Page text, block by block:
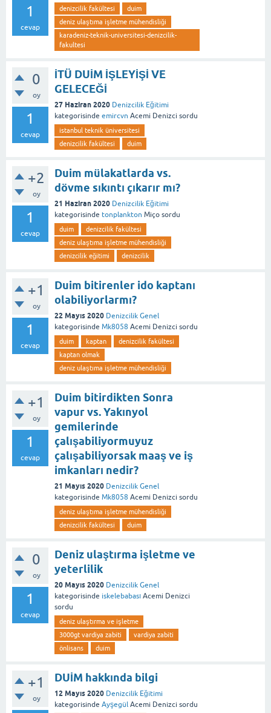
1
cevap
denizcilik fakültesi
duim
deniz ulaştıma işletme mühendisliği
karadeniz-teknik-universitesi-denizcilik-
fakultesi
0
oy
1
cevap
İTÜ DUİM İŞLEYİŞİ VE
GELECEĞİ
27 Haziran 2020 Denizcilik Eğitimi
kategorisinde emircvn Acemi Denizci sordu
istanbul teknik üniversitesi
denizcilik fakültesi
duim
+2
oy
1
cevap
Duim mülakatlarda vs.
dövme sıkıntı çıkarır mı?
21 Haziran 2020 Denizcilik Eğitimi
kategorisinde tonplankton Miço sordu
duim
denizcilik fakültesi
deniz ulaştıma işletme mühendisliği
denizcilik eğitimi
denizcilik
+1
oy
1
cevap
Duim bitirenler ido kaptanı
olabiliyorlarmı?
22 Mayıs 2020 Denizcilik Genel
kategorisinde Mk8058 Acemi Denizci sordu
duim kaptan
denizcilik fakültesi
kaptan olmak
deniz ulaştıma işletme mühendisliği
+1
oy
1
cevap
Duim bitirdikten Sonra
vapur vs. Yakınyol
gemilerinde
çalışabiliyormuyuz
çalışabiliyorsak maaş ve iş
imkanları nedir?
21 Mayıs 2020 Denizcilik Genel
kategorisinde Mk8058 Acemi Denizci sordu
deniz ulaştıma işletme mühendisliği
denizcilik fakültesi
duim
0
oy
1
cevap
Deniz ulaştırma işletme ve
yeterlilik
20 Mayıs 2020 Denizcilik Genel
kategorisinde iskelebabası Acemi Denizci
sordu
deniz ulaştırma ve işletme
3000gt vardiya zabiti
vardiya zabiti
önlisans
duim
+1
oy
DUİM hakkında bilgi
12 Mayıs 2020 Denizcilik Eğitimi
kategorisinde Ayşegül Acemi Denizci sordu